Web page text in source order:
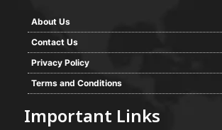
About Us
Contact Us
Privacy Policy
Terms and Conditions
Important Links